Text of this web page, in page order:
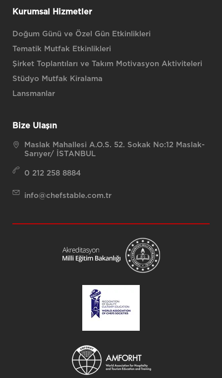
Kurumsal Hizmetler
Doğum Günü ve Özel Gün Etkinlikleri
Tematik Mutfak Etkinlikleri
Şirket Toplantıları ve Takım Motivasyon Aktiviteleri
Stüdyo Mutfak Kiralama
Lansmanlar
Bize Ulaşın
Maslak Mahallesi A.O.S. 52. Sokak No:12 Maslak-
Sarıyer/ İSTANBUL
0 212 258 8884
info@chefstable.com.tr